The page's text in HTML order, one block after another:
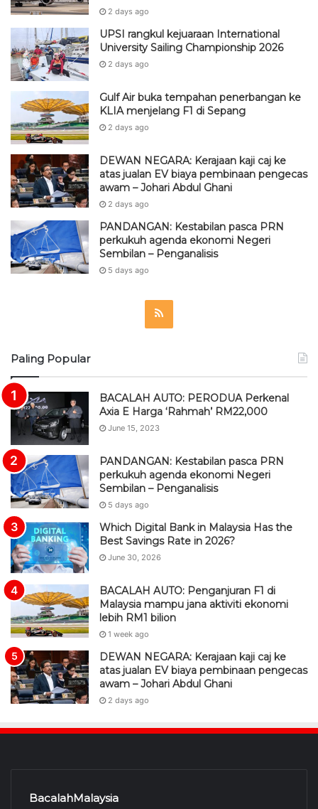
2 days ago
UPSI rangkul kejuaraan International
University Sailing Championship 2026
2 days ago
Gulf Air buka tempahan penerbangan ke
KLIA menjelang F1 di Sepang
2 days ago
DEWAN NEGARA: Kerajaan kaji caj ke
atas jualan EV biaya pembinaan pengecas
awam – Johari Abdul Ghani
2 days ago
PANDANGAN: Kestabilan pasca PRN
perkukuh agenda ekonomi Negeri
Sembilan – Penganalisis
5 days ago
Paling Popular
BACALAH AUTO: PERODUA Perkenal
Axia E Harga ‘Rahmah’ RM22,000
June 15, 2023
PANDANGAN: Kestabilan pasca PRN
perkukuh agenda ekonomi Negeri
Sembilan – Penganalisis
5 days ago
Which Digital Bank in Malaysia Has the
Best Savings Rate in 2026?
June 30, 2026
BACALAH AUTO: Penganjuran F1 di
Malaysia mampu jana aktiviti ekonomi
lebih RM1 bilion
1 week ago
DEWAN NEGARA: Kerajaan kaji caj ke
atas jualan EV biaya pembinaan pengecas
awam – Johari Abdul Ghani
2 days ago
BacalahMalaysia